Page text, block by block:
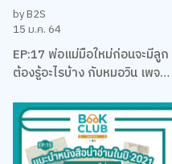
by B2S
15 ม.ค. 64
EP:17 พ่อแม่มือใหม่ก่อนจะมีลูก
ต้องรู้อะไรบ้าง กับหมอวิน เพจ